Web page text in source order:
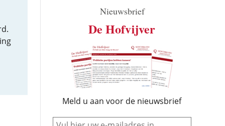
Nieuwsbrief
De Hofvijver
Meld u aan voor de nieuwsbrief
e-mail